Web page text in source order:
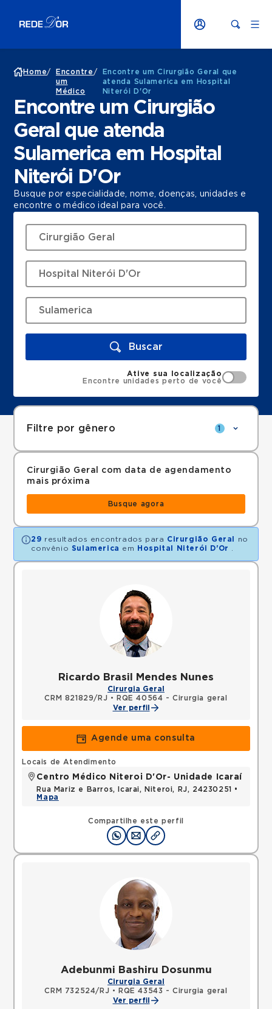
Home/
Encontre
um
Médico
/
Encontre um Cirurgião Geral que
atenda Sulamerica em Hospital
Niterói D'Or
Encontre um Cirurgião
Geral que atenda
Sulamerica em Hospital
Niterói D'Or
Busque por especialidade, nome, doenças, unidades e
encontre o médico ideal para você.
Buscar
Ative sua localização
Encontre unidades perto de você
Filtre por gênero 1
Cirurgião Geral com data de agendamento
mais próxima
Busque agora
29 resultados encontrados para Cirurgião Geral
no
convênio Sulamerica em Hospital Niterói D'Or
Ricardo Brasil Mendes Nunes
Cirurgia Geral
CRM 821829/RJ •
RQE 40564 - Cirurgia geral
Ver perfil
Agende uma consulta
Compartilhe este perfil
Locais de Atendimento
Centro Médico Niteroi D'Or- Unidade Icaraí
Rua Mariz e Barros, Icarai, Niteroi, RJ, 24230251 •
Mapa
Adebunmi Bashiru Dosunmu
Cirurgia Geral
CRM 732524/RJ •
RQE 43543 - Cirurgia geral
Ver perfil